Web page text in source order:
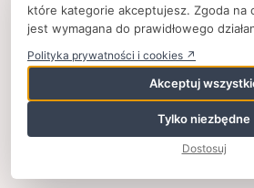
Polityka
Kontakt
Strony partnerskie
© 2025zpkinfo.pl,
ul. Ku Wiśle 7, 00-707
+48 (22) 50 65 852,
które kategorie akceptujesz. Zgoda na
jest wymagana do prawidłowego
Polityka prywatności i cookies ↗
Akceptuj
Tylko niezbędne
Dostosuj